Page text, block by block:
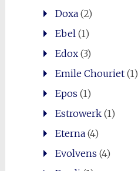
Doxa(2)
Ebel (1)
Edox(3)
Emile Chouriet(1)
Epos (1)
Estrowerk(1)
Eterna(4)
Evolvens (4)